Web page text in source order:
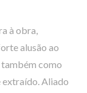
à obra,
alusão ao
como
extraído. Aliado